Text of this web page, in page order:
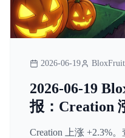
2026-06-19
2026-06-19
报：Creation
Creation 上涨 +2.3%